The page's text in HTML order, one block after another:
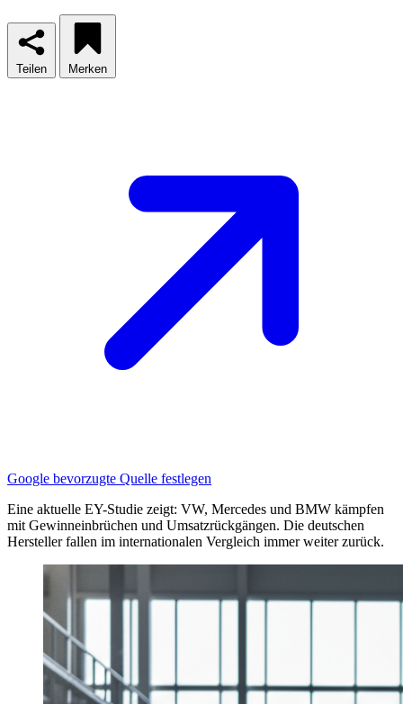
Teilen Merken
Google bevorzugte Quelle festlegen
Eine aktuelle EY-Studie zeigt: VW, Mercedes und BMW kämpfen
mit Gewinneinbrüchen und Umsatzrückgängen. Die deutschen
Hersteller fallen im internationalen Vergleich immer weiter zurück.